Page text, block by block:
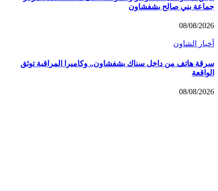
جماعة بني صالح بشفشاون
08/08/2026
أخبار الشاون
سرقة هاتف من داخل سناك بشفشاون.. وكاميرا المراقبة توثق
الواقعة
08/08/2026